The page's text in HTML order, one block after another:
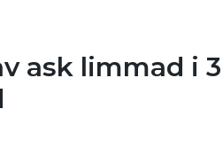
ask limmad i